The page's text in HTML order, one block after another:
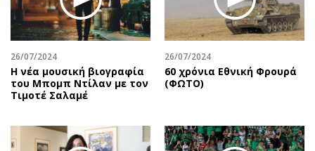
26/07/2024
Η νέα μουσική βιογραφία
του Μπομπ Ντίλαν με τον
Τιμοτέ Σαλαμέ
26/07/2024
60 χρόνια Εθνική Φρουρά
(ΦΩΤΟ)